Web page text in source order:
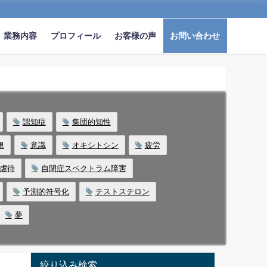
業務内容 プロフィール お客様の声 お問い合わせ
認知症 集団的知性
意識 オキシトシン 疲労
待 自閉症スペクトラム障害
予測的符号化 テストステロン
夢
絞り込み検索